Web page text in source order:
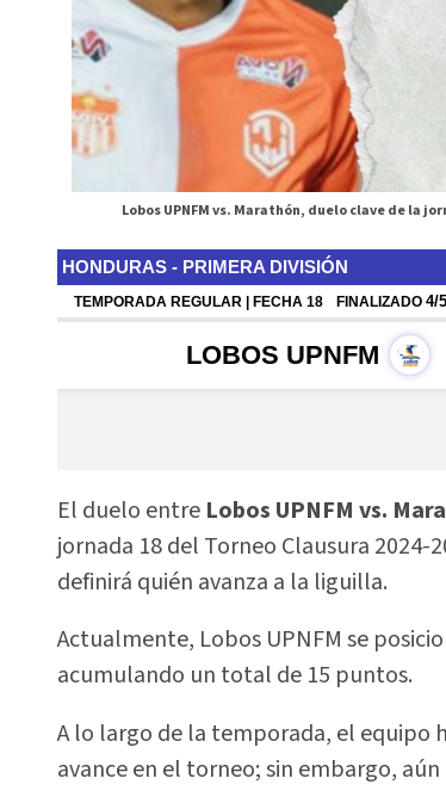
Lobos UPNFM vs. Marathón, duelo clave de la
El duelo entre Lobos UPNFM vs.
jornada 18 del Torneo Clausura 2024-
definirá quién avanza a la liguilla.
Actualmente, Lobos UPNFM se
acumulando un total de 15 puntos.
A lo largo de la temporada, el equipo
avance en el torneo; sin embargo,